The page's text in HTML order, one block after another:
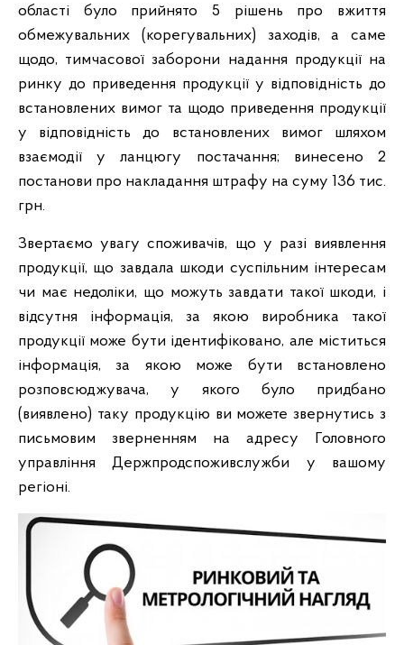
області було прийнято 5 рішень про вжиття
обмежувальних (корегувальних) заходів, а саме
щодо, тимчасової заборони надання продукції на
ринку до приведення продукції у відповідність до
встановлених вимог та щодо приведення продукції
у відповідність до встановлених вимог шляхом
взаємодії у ланцюгу постачання; винесено 2
постанови про накладання штрафу на суму 136 тис.
грн.
Звертаємо увагу споживачів, що у разі виявлення
продукції, що завдала шкоди суспільним інтересам
чи має недоліки, що можуть завдати такої шкоди, і
відсутня інформація, за якою виробника такої
продукції може бути ідентифіковано, але міститься
інформація, за якою може бути встановлено
розповсюджувача, у якого було придбано
(виявлено) таку продукцію ви можете звернутись з
письмовим зверненням на адресу Головного
управління Держпродспоживслужби у вашому
регіоні.